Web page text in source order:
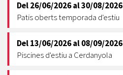
Del26/06/2026al30/08/2026
Patis oberts temporada d'estiu
Del13/06/2026al08/09/2026
Piscines d'estiu a Cerdanyola